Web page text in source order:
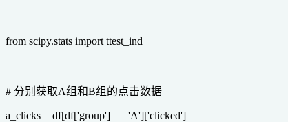
from scipy.stats import ttest_ind
# 分别获取A组和B组的点击数据
a_clicks = df[df['group'] == 'A']['clicked']